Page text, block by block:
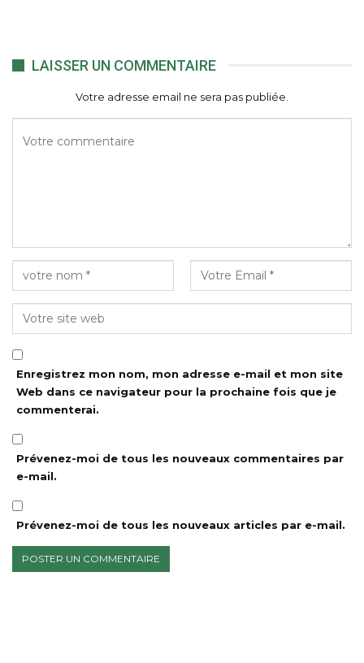
LAISSER UN COMMENTAIRE
Votre adresse email ne sera pas publiée.
Enregistrez mon nom, mon adresse e-mail et mon site
Web dans ce navigateur pour la prochaine fois que je
commenterai.
Prévenez-moi de tous les nouveaux commentaires par
e-mail.
Prévenez-moi de tous les nouveaux articles par e-mail.